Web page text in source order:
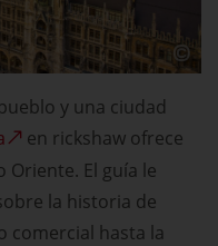
y una ciudad
en rickshaw ofrece
Oriente. El guía le
la historia de
comercial hasta la